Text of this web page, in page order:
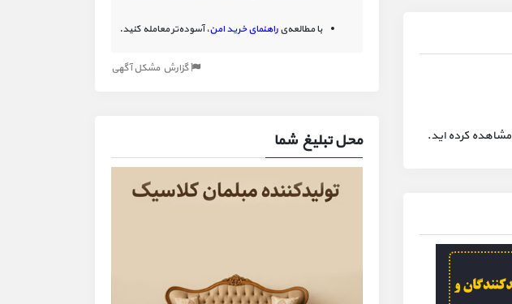
مشاهده کرده اید.
با مطالعه‌یراهنمای خرید امن، آسوده‌تر معامله کنید.
گزارش مشکل آگهی
محل تبلیغ شما